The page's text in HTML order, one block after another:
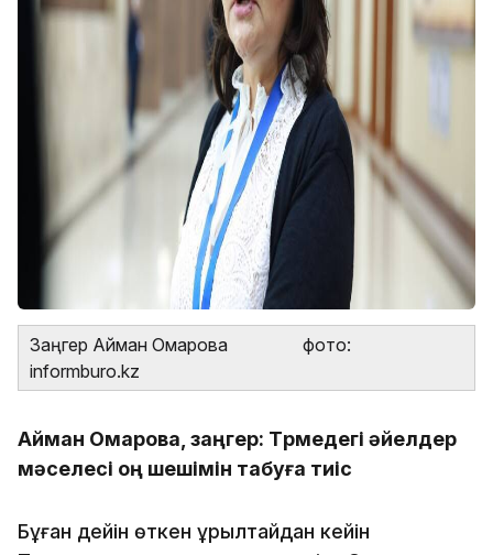
Заңгер Айман Омарова фото:
informburo.kz
Айман Омарова, заңгер: Түрмедегі әйелдер
мәселесі оң шешімін табуға тиіс
Бұған дейін өткен құрылтайдан кейін